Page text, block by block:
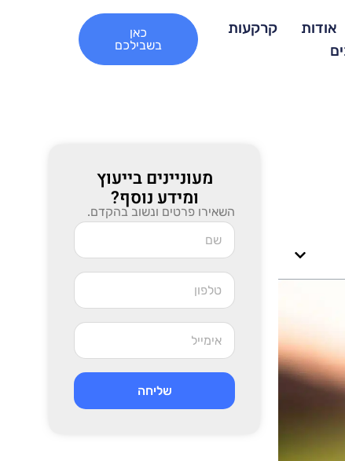
אודות
קרקעות
כאן
בשבילכם
מעוניינים בייעוץ
ומידע נוסף?
השאירו פרטים ונשוב בהקדם.
שליחה